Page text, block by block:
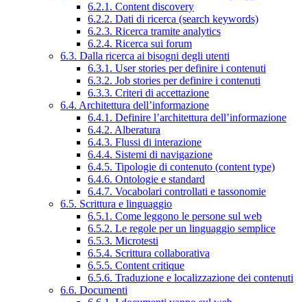
6.2.1. Content discovery
6.2.2. Dati di ricerca (search keywords)
6.2.3. Ricerca tramite analytics
6.2.4. Ricerca sui forum
6.3. Dalla ricerca ai bisogni degli utenti
6.3.1. User stories per definire i contenuti
6.3.2. Job stories per definire i contenuti
6.3.3. Criteri di accettazione
6.4. Architettura dell’informazione
6.4.1. Definire l’architettura dell’informazione
6.4.2. Alberatura
6.4.3. Flussi di interazione
6.4.4. Sistemi di navigazione
6.4.5. Tipologie di contenuto (content type)
6.4.6. Ontologie e standard
6.4.7. Vocabolari controllati e tassonomie
6.5. Scrittura e linguaggio
6.5.1. Come leggono le persone sul web
6.5.2. Le regole per un linguaggio semplice
6.5.3. Microtesti
6.5.4. Scrittura collaborativa
6.5.5. Content critique
6.5.6. Traduzione e localizzazione dei contenuti
6.6. Documenti